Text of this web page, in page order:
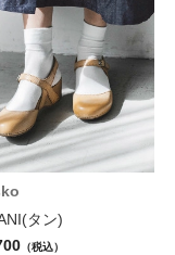
タン)
（税込）